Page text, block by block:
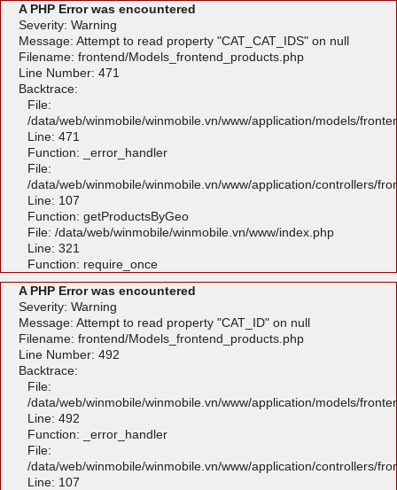
A PHP Error was encountered
Severity: Warning
Message: Attempt to read property "CAT_CAT_IDS" on null
Filename: frontend/Models_frontend_products.php
Line Number: 471
Backtrace:
File:
/data/web/winmobile/winmobile.vn/www/application/models/
Line: 471
Function: _error_handler
File:
/data/web/winmobile/winmobile.vn/www/application/controllers/
Line: 107
Function: getProductsByGeo
File: /data/web/winmobile/winmobile.vn/www/index.php
Line: 321
Function: require_once
A PHP Error was encountered
Severity: Warning
Message: Attempt to read property "CAT_ID" on null
Filename: frontend/Models_frontend_products.php
Line Number: 492
Backtrace:
File:
/data/web/winmobile/winmobile.vn/www/application/models/
Line: 492
Function: _error_handler
File:
/data/web/winmobile/winmobile.vn/www/application/controllers/
Line: 107